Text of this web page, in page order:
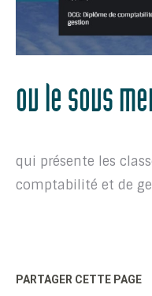
ou le sous
qui présente les
comptabilité et de
PARTAGER CETTE PAGE